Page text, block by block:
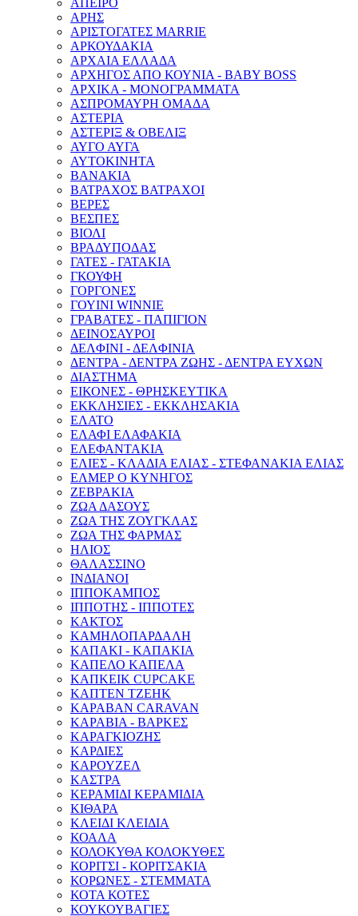
ΑΠΕΙΡΟ
ΑΡΗΣ
ΑΡΙΣΤΟΓΑΤΕΣ MARRIE
ΑΡΚΟΥΔΑΚΙΑ
ΑΡΧΑΙΑ ΕΛΛΑΔΑ
ΑΡΧΗΓΟΣ ΑΠΟ ΚΟΥΝΙΑ - BABY BOSS
ΑΡΧΙΚΑ - ΜΟΝΟΓΡΑΜΜΑΤΑ
ΑΣΠΡΟΜΑΥΡΗ ΟΜΑΔΑ
ΑΣΤΕΡΙΑ
ΑΣΤΕΡΙΞ & ΟΒΕΛΙΞ
ΑΥΓΟ ΑΥΓΑ
ΑΥΤΟΚΙΝΗΤΑ
ΒΑΝΑΚΙΑ
ΒΑΤΡΑΧΟΣ ΒΑΤΡΑΧΟΙ
ΒΕΡΕΣ
ΒΕΣΠΕΣ
ΒΙΟΛΙ
ΒΡΑΔΥΠΟΔΑΣ
ΓΑΤΕΣ - ΓΑΤΑΚΙΑ
ΓΚΟΥΦΗ
ΓΟΡΓΟΝΕΣ
ΓΟΥΙΝΙ WINNIE
ΓΡΑΒΑΤΕΣ - ΠΑΠΙΓΙΟΝ
ΔΕΙΝΟΣΑΥΡΟΙ
ΔΕΛΦΙΝΙ - ΔΕΛΦΙΝΙΑ
ΔΕΝΤΡΑ - ΔΕΝΤΡΑ ΖΩΗΣ - ΔΕΝΤΡΑ ΕΥΧΩΝ
ΔΙΑΣΤΗΜΑ
ΕΙΚΟΝΕΣ - ΘΡΗΣΚΕΥΤΙΚΑ
ΕΚΚΛΗΣΙΕΣ - ΕΚΚΛΗΣΑΚΙΑ
ΕΛΑΤΟ
ΕΛΑΦΙ ΕΛΑΦΑΚΙΑ
ΕΛΕΦΑΝΤΑΚΙΑ
ΕΛΙΕΣ - ΚΛΑΔΙΑ ΕΛΙΑΣ - ΣΤΕΦΑΝΑΚΙΑ ΕΛΙΑΣ
ΕΛΜΕΡ Ο ΚΥΝΗΓΟΣ
ΖΕΒΡΑΚΙΑ
ΖΩΑ ΔΑΣΟΥΣ
ΖΩΑ ΤΗΣ ΖΟΥΓΚΛΑΣ
ΖΩΑ ΤΗΣ ΦΑΡΜΑΣ
ΗΛΙΟΣ
ΘΑΛΑΣΣΙΝΟ
ΙΝΔΙΑΝΟΙ
ΙΠΠΟΚΑΜΠΟΣ
ΙΠΠΟΤΗΣ - ΙΠΠΟΤΕΣ
ΚΑΚΤΟΣ
ΚΑΜΗΛΟΠΑΡΔΑΛΗ
ΚΑΠΑΚΙ - ΚΑΠΑΚΙΑ
ΚΑΠΕΛΟ ΚΑΠΕΛΑ
ΚΑΠΚΕΙΚ CUPCAKE
ΚΑΠΤΕΝ ΤΖΕΗΚ
ΚΑΡΑΒΑΝ CARAVAN
ΚΑΡΑΒΙΑ - ΒΑΡΚΕΣ
ΚΑΡΑΓΚΙΟΖΗΣ
ΚΑΡΔΙΕΣ
ΚΑΡΟΥΖΕΛ
ΚΑΣΤΡΑ
ΚΕΡΑΜΙΔΙ ΚΕΡΑΜΙΔΙΑ
ΚΙΘΑΡΑ
ΚΛΕΙΔΙ ΚΛΕΙΔΙΑ
ΚΟΑΛΑ
ΚΟΛΟΚΥΘΑ ΚΟΛΟΚΥΘΕΣ
ΚΟΡΙΤΣΙ - ΚΟΡΙΤΣΑΚΙΑ
ΚΟΡΩΝΕΣ - ΣΤΕΜΜΑΤΑ
ΚΟΤΑ ΚΟΤΕΣ
ΚΟΥΚΟΥΒΑΓΙΕΣ